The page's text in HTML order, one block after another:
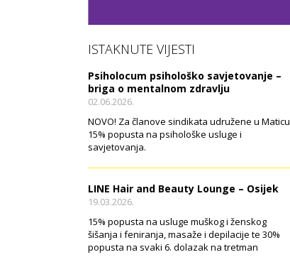
ISTAKNUTE VIJESTI
Psiholocum psihološko savjetovanje –
briga o mentalnom zdravlju
02.06.2026.
NOVO! Za članove sindikata udružene u Maticu
15% popusta na psihološke usluge i
savjetovanja.
LINE Hair and Beauty Lounge – Osijek
19.03.2026.
15% popusta na usluge muškog i ženskog
šišanja i feniranja, masaže i depilacije te 30%
popusta na svaki 6. dolazak na tretman